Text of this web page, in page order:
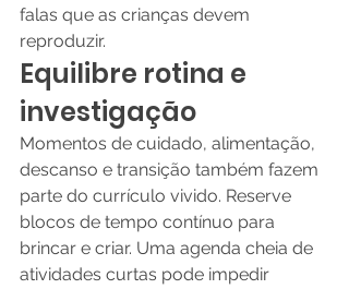
falas que as crianças devem
reproduzir.
Equilibre rotina e
investigação
Momentos de cuidado, alimentação,
descanso e transição também fazem
parte do currículo vivido. Reserve
blocos de tempo contínuo para
brincar e criar. Uma agenda cheia de
atividades curtas pode impedir